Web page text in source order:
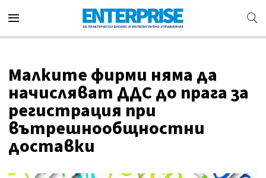
Малките фирми няма да
начисляват ДДС до прага за
регистрация при
вътрешнообщностни
доставки